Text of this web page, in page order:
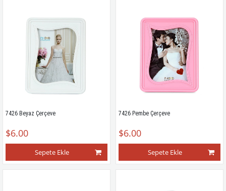
7426 Beyaz Çerçeve
$6.00
Sepete Ekle
7426 Pembe Çerçeve
$6.00
Sepete Ekle